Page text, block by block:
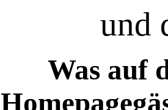
und
Was auf